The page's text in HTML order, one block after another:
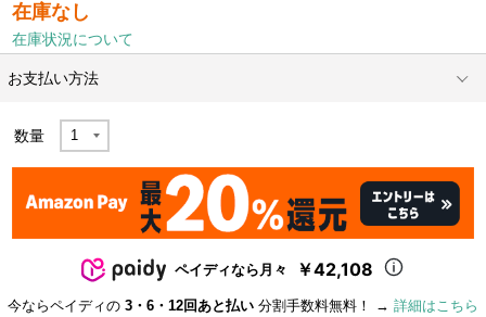
在庫なし
在庫状況について
お支払い方法
数量
ペイディなら月々 ￥42,108
今ならペイディの 3・6・12回あと払い 分割手数料無料！ → 詳細はこちら